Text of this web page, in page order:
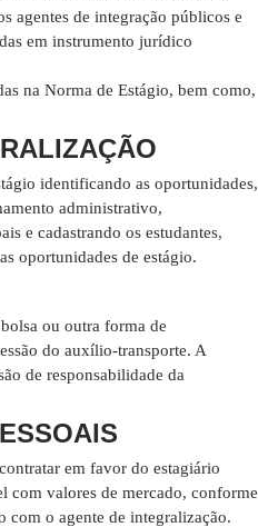
agentes de integração públicos e
em instrumento jurídico
na Norma de Estágio, bem como,
identificando as oportunidades,
administrativo,
e cadastrando os estudantes,
oportunidades de estágio.
ou outra forma de
do auxílio-transporte. A
de responsabilidade da
em favor do estagiário
com valores de mercado, conforme
com o agente de integralização.